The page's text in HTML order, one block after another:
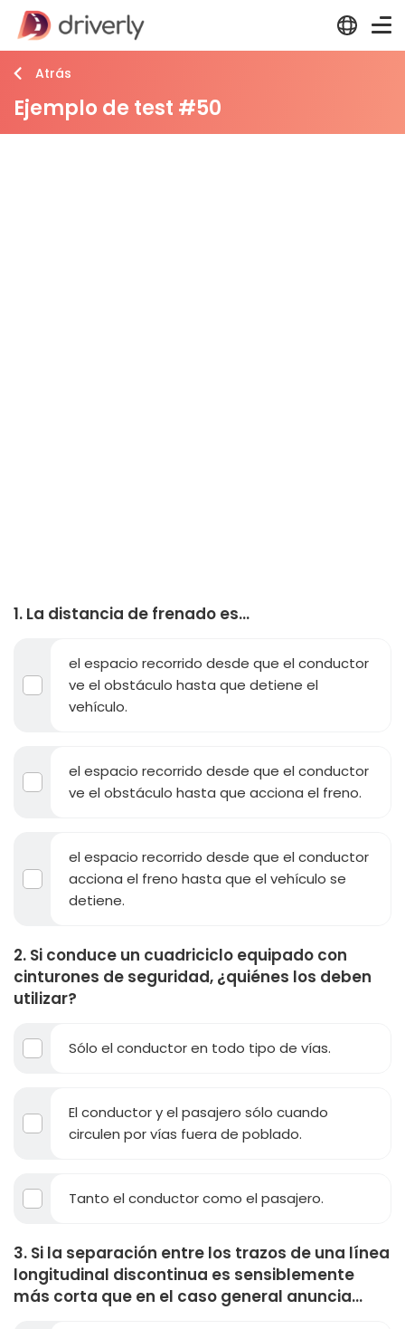
Atrás
Ejemplo de test #50
1. La distancia de frenado es...
el espacio recorrido desde que el conductor
ve el obstáculo hasta que detiene el
vehículo.
el espacio recorrido desde que el conductor
ve el obstáculo hasta que acciona el freno.
el espacio recorrido desde que el conductor
acciona el freno hasta que el vehículo se
detiene.
2. Si conduce un cuadriciclo equipado con
cinturones de seguridad, ¿quiénes los deben
utilizar?
Sólo el conductor en todo tipo de vías.
El conductor y el pasajero sólo cuando
circulen por vías fuera de poblado.
Tanto el conductor como el pasajero.
3. Si la separación entre los trazos de una línea
longitudinal discontinua es sensiblemente
más corta que en el caso general anuncia...